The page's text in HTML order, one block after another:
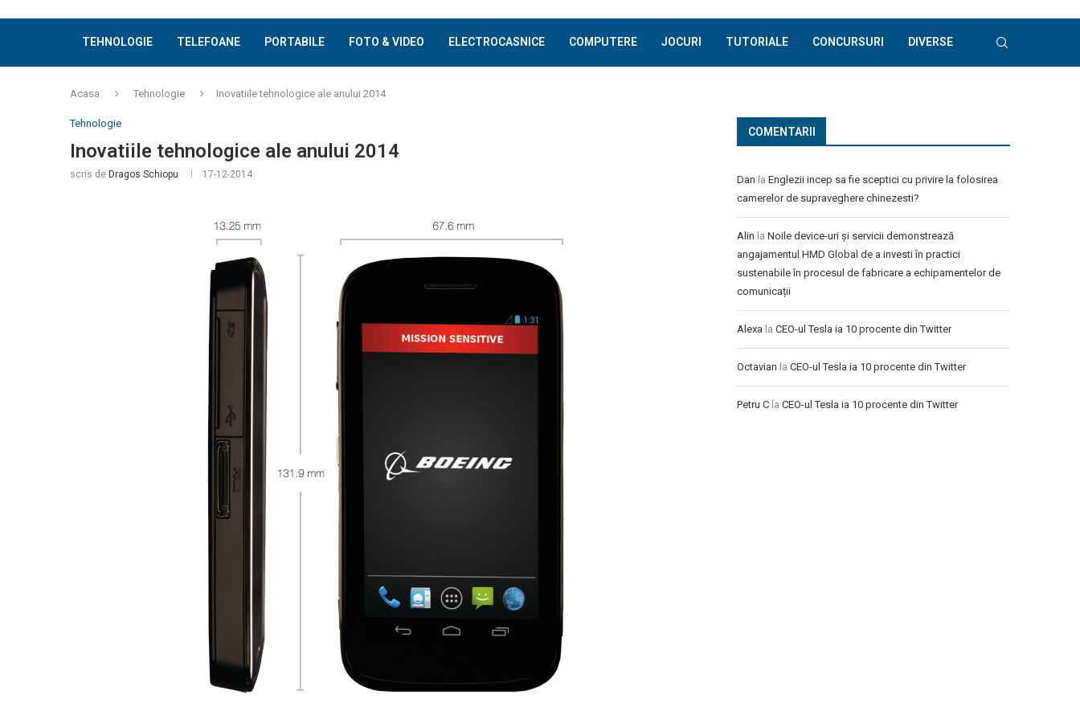
TEHNOLOGIE TELEFOANE PORTABILE FOTO & VIDEO ELECTROCASNICE COMPUTERE JOCURI TUTORIALE CONCURSURI DIVERSE
Acasa Tehnologie Inovatiile tehnologice ale anului 2014
Tehnologie
Inovatiile tehnologice ale anului 2014
scris de Dragos Schiopu 17-12-2014
COMENTARII
Dan la Englezii incep sa fie sceptici cu privire la folosirea
camerelor de supraveghere chinezesti?
Alin la Noile device-uri și servicii demonstrează
angajamentul HMD Global de a investi în practici
sustenabile în procesul de fabricare a echipamentelor de
comunicații
Alexa la CEO-ul Tesla ia 10 procente din Twitter
Octavian la CEO-ul Tesla ia 10 procente din Twitter
Petru C la CEO-ul Tesla ia 10 procente din Twitter